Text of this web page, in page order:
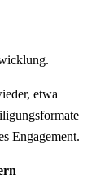
etwa
Engagement.